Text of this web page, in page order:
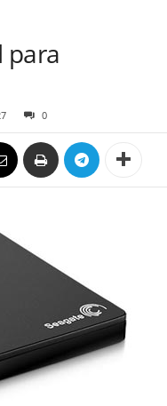
para
0